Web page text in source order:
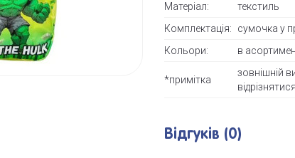
Матеріал:
текстиль
Комплектація:
сумочка у
Кольори:
в
*примітка
зовнішній
Відгуків (0)